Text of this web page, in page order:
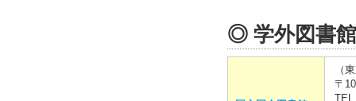
◎ 学外図書
（
〒